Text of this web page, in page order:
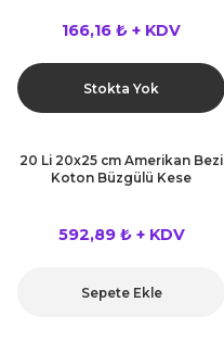
166,16 ₺ + KDV
Stokta Yok
20 Li 20x25 cm Amerikan Bezi
Koton Büzgülü Kese
592,89 ₺ + KDV
Sepete Ekle